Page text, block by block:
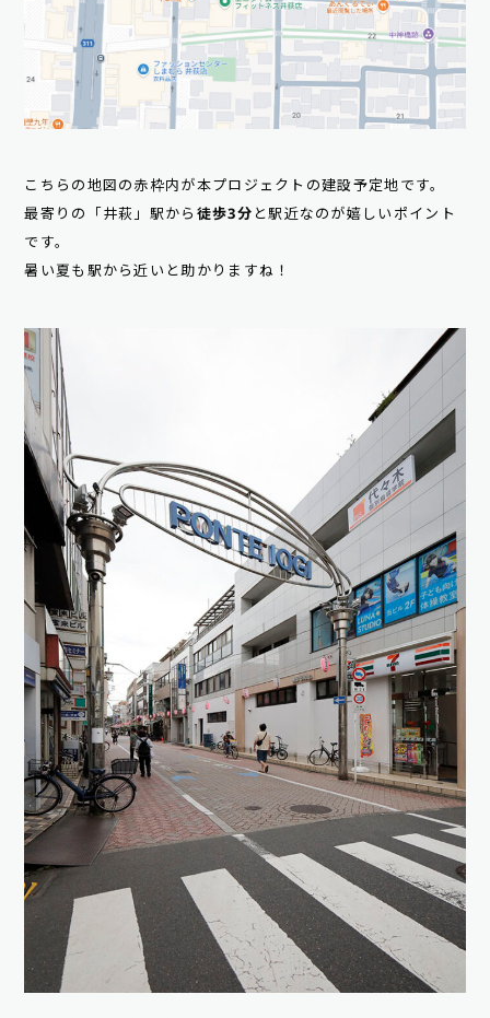
こちらの地図の赤枠内が本プロジェクトの建設予定地です。
最寄りの「井萩」駅から 徒歩3分 と駅近なのが嬉しいポイント
です。
暑い夏も駅から近いと助かりますね！